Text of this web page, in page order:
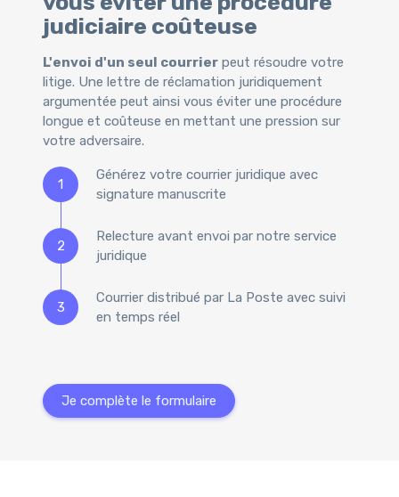
judiciaire coûteuse
L'envoi d'un seul courrier peut résoudre votre
litige. Une lettre de réclamation juridiquement
argumentée peut ainsi vous éviter une procédure
longue et coûteuse en mettant une pression sur
votre adversaire.
1
Générez votre courrier juridique avec
signature manuscrite
2
Relecture avant envoi par notre service
juridique
3
Courrier distribué par La Poste avec suivi
en temps réel
Je complète le formulaire